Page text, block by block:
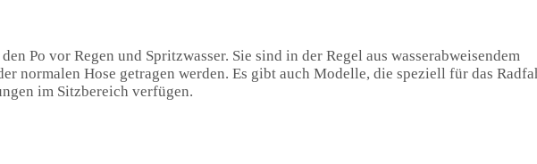
Po vor Regen und Spritzwasser. Sie sind in der Regel aus wasserabweisendem
normalen Hose getragen werden. Es gibt auch Modelle, die speziell für das
im Sitzbereich verfügen.